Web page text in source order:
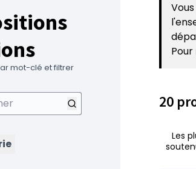
mot-clé et filtrer
20
Les